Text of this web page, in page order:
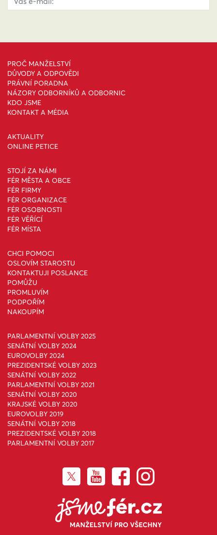
PROČ MANŽELSTVÍ
DŮVODY A ODPOVĚDI
PRÁVNÍ PORADNA
NÁZORY ODBORNÍKŮ A ODBORNIC
KDO JSME
KONTAKT A MÉDIA
AKTUALITY
ONLINE PETICE
STOJÍ ZA NÁMI
FÉR MĚSTA A OBCE
FÉR FIRMY
FÉR ORGANIZACE
FÉR OSOBNOSTI
FÉR VĚŘÍCÍ
FÉR MÍSTA
CHCI POMOCI
OSLOVÍM STAROSTU
KONTAKTUJI POSLANCE
POMŮŽU
PROMLUVÍM
PODPOŘÍM
NAKOUPÍM
PARLAMENTNÍ VOLBY 2025
SENÁTNÍ VOLBY 2024
EUROVOLBY 2024
PREZIDENTSKÉ VOLBY 2023
SENÁTNÍ VOLBY 2022
PARLAMENTNÍ VOLBY 2021
SENÁTNÍ VOLBY 2020
KRAJSKÉ VOLBY 2020
EUROVOLBY 2019
SENÁTNÍ VOLBY 2018
PREZIDENTSKÉ VOLBY 2018
PARLAMENTNÍ VOLBY 2017